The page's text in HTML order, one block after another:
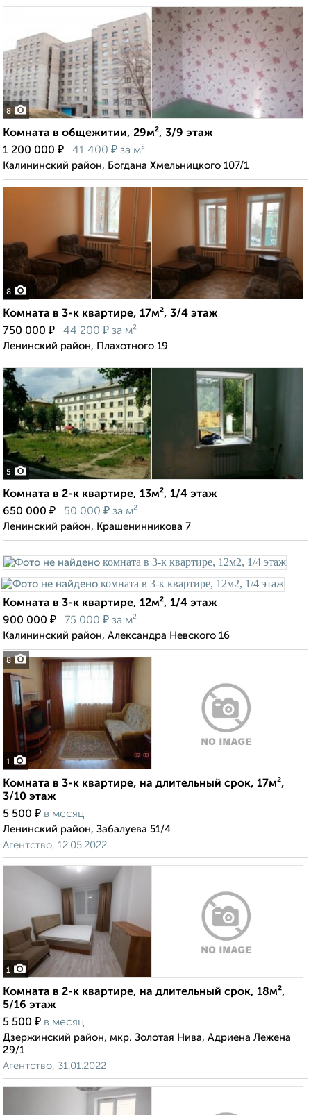
8
Комната в общежитии, 29м², 3/9 этаж
1 200 000 ₽ 41 400 ₽ за м²
Калининский район, Богдана Хмельницкого 107/1
8
Комната в 3-к квартире, 17м², 3/4 этаж
750 000 ₽ 44 200 ₽ за м²
Ленинский район, Плахотного 19
5
Комната в 2-к квартире, 13м², 1/4 этаж
650 000 ₽ 50 000 ₽ за м²
Ленинский район, Крашенинникова 7
8
Комната в 3-к квартире, 12м², 1/4 этаж
900 000 ₽ 75 000 ₽ за м²
Калининский район, Александра Невского 16
1
Комната в 3-к квартире, на длительный срок, 17м²,
3/10 этаж
5 500 ₽ в месяц
Ленинский район, Забалуева 51/4
Агентство, 12.05.2022
1
Комната в 2-к квартире, на длительный срок, 18м²,
5/16 этаж
5 500 ₽ в месяц
Дзержинский район, мкр. Золотая Нива, Адриена Лежена
29/1
Агентство, 31.01.2022